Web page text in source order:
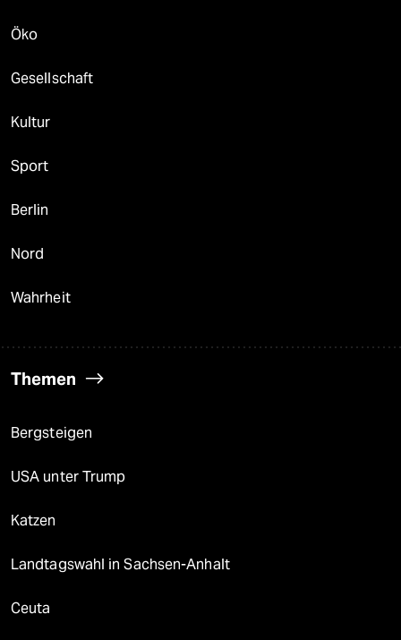
Öko
Gesellschaft
Kultur
Sport
Berlin
Nord
Wahrheit
Themen
Bergsteigen
USA unter Trump
Katzen
Landtagswahl in Sachsen-Anhalt
Ceuta